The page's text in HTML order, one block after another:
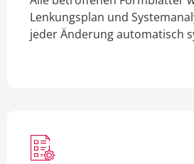
Lenkungsplan und
jeder Änderung automatisch